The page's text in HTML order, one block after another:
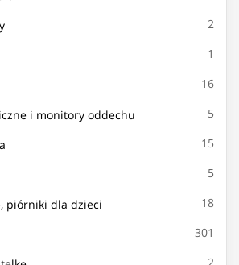
2
1
16
i monitory oddechu 5
15
5
piórniki dla dzieci 18
301